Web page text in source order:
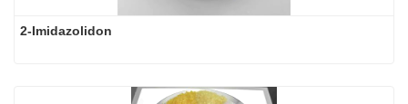
2-Imidazolidon